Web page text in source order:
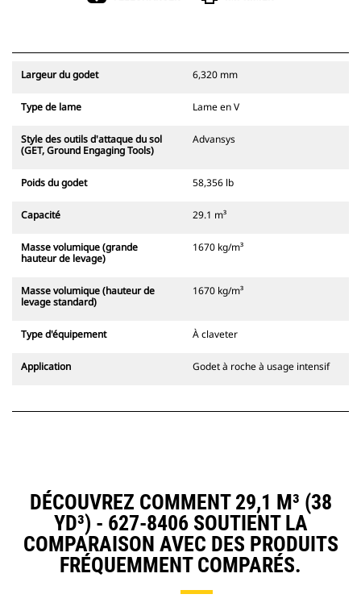
Largeur du godet 6,320 mm
Type de lame Lame en V
Style des outils d'attaque du sol
(GET, Ground Engaging Tools)
Advansys
Poids du godet 58,356 lb
Capacité 29.1 m³
Masse volumique (grande
hauteur de levage)
1670 kg/m³
Masse volumique (hauteur de
levage standard)
1670 kg/m³
Type d'équipement À claveter
Application Godet à roche à usage intensif
DÉCOUVREZ COMMENT 29,1 M³ (38
YD³) - 627-8406 SOUTIENT LA
COMPARAISON AVEC DES PRODUITS
FRÉQUEMMENT COMPARÉS.